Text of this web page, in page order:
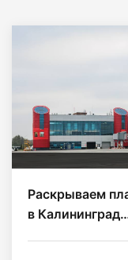
Раскрываем
в